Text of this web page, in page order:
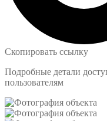
Скопировать ссылку
Подробные детали
пользователям